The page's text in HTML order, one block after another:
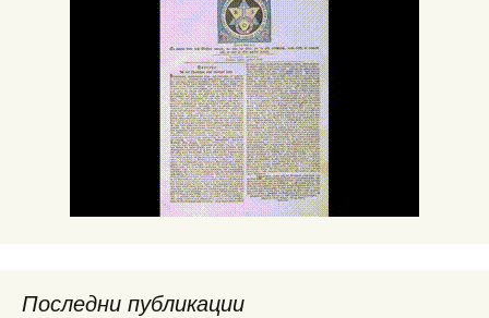
Последни публикации